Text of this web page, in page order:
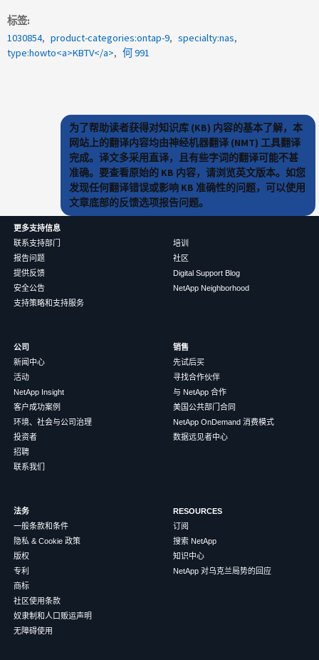
标签
1030854
product-categories:ontap-9
specialty:nas
type:howto<a>KBTV</a>
何 991
为了帮助读者获得对知识库 (KB) 内容的基本了解，本
网站上的翻译内容均由神经机器翻译 (NMT) 工具翻译
完成。译文多采用直译，且有些字词的翻译可能不甚
准确。要查看原始的 KB 内容，请浏览英文版本。如您
发现任何翻译错误或影响 KB 准确性的问题，可以使用
文章底部的反馈选项报告问题。
更多支持信息
联系支持部门
报告问题
提供反馈
安全公告
支持策略和支持服务
培训
社区
Digital Support Blog
NetApp Neighborhood
公司
新闻中心
活动
NetApp Insight
客户成功案例
环境、社会与公司治理
投资者
招聘
联系我们
销售
先试后买
寻找合作伙伴
与 NetApp 合作
美国公共部门合同
NetApp OnDemand 消费模式
数据远见者中心
法务
一般条款和条件
隐私 & Cookie 政策
版权
专利
商标
社区使用条款
奴隶制和人口贩运声明
无障碍使用
RESOURCES
订阅
搜索 NetApp
知识中心
NetApp 对乌克兰局势的回应